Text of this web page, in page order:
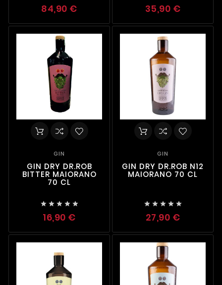
84,90 € 35,90 €
GIN
GIN DRY DR.ROB
BITTER MAIORANO
70 CL
    
16,90 €
GIN
GIN DRY DR.ROB N12
MAIORANO 70 CL
    
27,90 €